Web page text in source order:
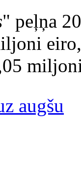
" peļņa
augšu